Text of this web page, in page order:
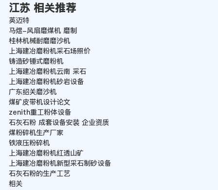
江苏 相关推荐
英迈特
马煜-风扇磨煤机 磨制
桂林机械耐磨磨沙机
上海建冶磨粉机采石场照价
铸造砂锤式磨粉机
上海建冶磨粉机云南 采石
上海建冶磨粉机砂岩设备
广东绍关磨沙机
煤矿皮带机设计论文
zenith重工粉体设备
石灰石粉 成套设备安装 企业资质
煤粉碎机生产厂家
铁液压粉碎机
上海建冶磨粉机红透山矿
上海建冶磨粉机新型采石制砂设备
石灰石粉的生产工艺
相关